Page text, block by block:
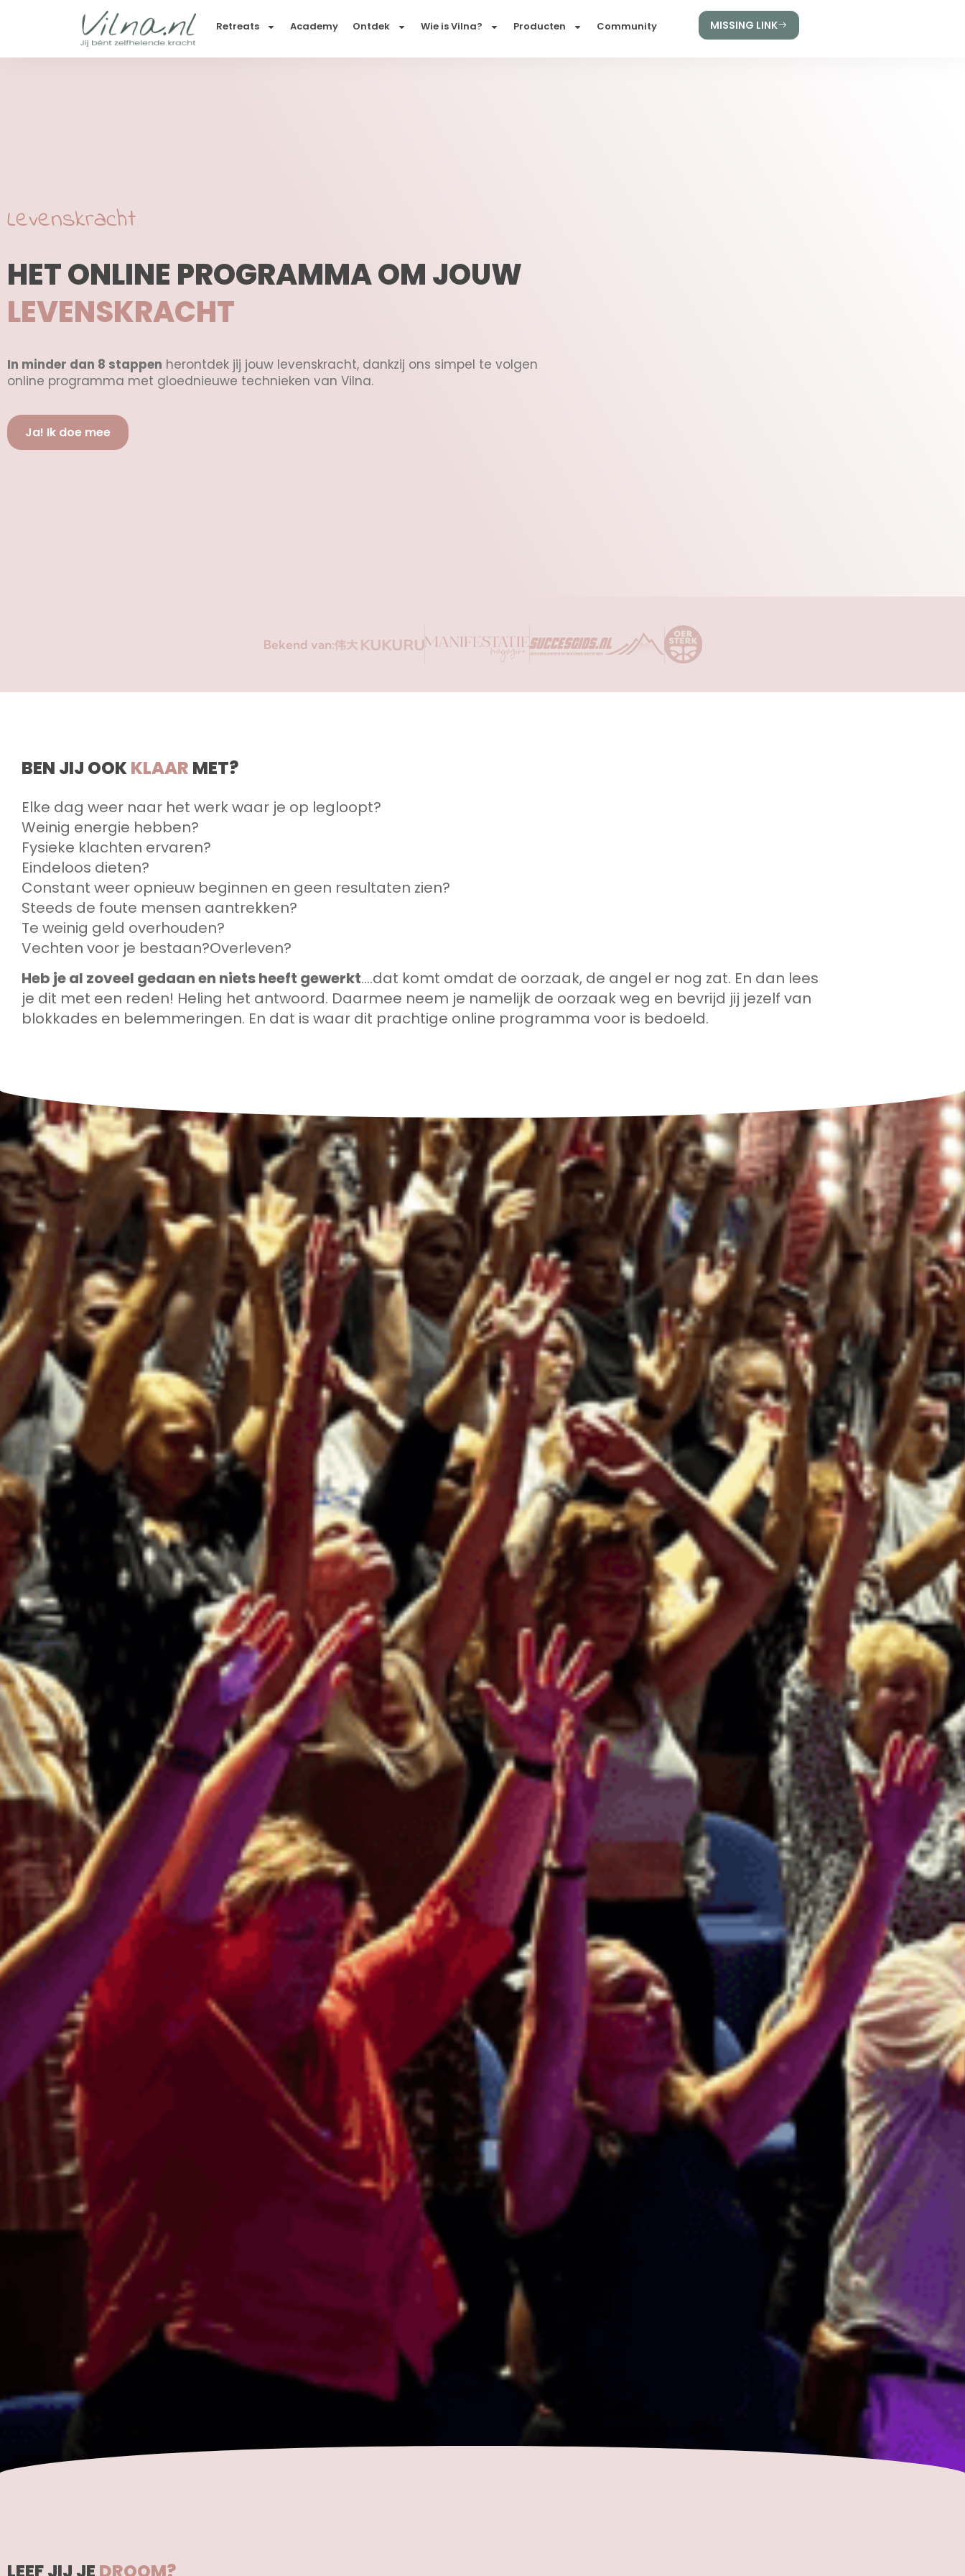
Retreats Academy Ontdek Wie is Vilna? Producten Community MISSING LINK
Levenskracht
HET ONLINE PROGRAMMA OM JOUW
LEVENSKRACHT
TERUG TE EISEN.
In minder dan 8 stappen herontdek jij jouw levenskracht, dankzij ons simpel te volgen
online programma met gloednieuwe technieken van Vilna.
Ja! Ik doe mee
Bekend van:
BEN JIJ OOKKLAAR MET?
Elke dag weer naar het werk waar je op legloopt?
Weinig energie hebben?
Fysieke klachten ervaren?
Eindeloos dieten?
Constant weer opnieuw beginnen en geen resultaten zien?
Steeds de foute mensen aantrekken?
Te weinig geld overhouden?
Vechten voor je bestaan?Overleven?
Heb je al zoveel gedaan en niets heeft gewerkt….dat komt omdat de oorzaak, de angel er nog zat. En dan lees
je dit met een reden! Heling het antwoord. Daarmee neem je namelijk de oorzaak weg en bevrijd jij jezelf van
blokkades en belemmeringen. En dat is waar dit prachtige online programma voor is bedoeld.